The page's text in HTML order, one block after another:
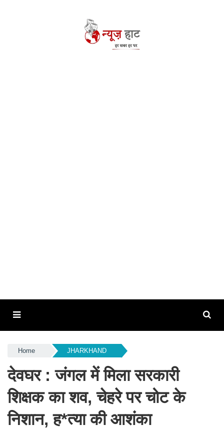
Home JHARKHAND
देवघर : जंगल में मिला सरकारी
शिक्षक का शव, चेहरे पर चोट के
निशान, ह*त्या की आशंका